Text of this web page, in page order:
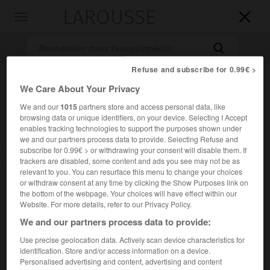


Accueil>Encyclopédie [personnage] >Dionys Mascolo
DionysMascolo
Écrivain et philosophe français ( ?1916-Paris 1997).
En 1942, alors qu'il est lecteur chez Gallimard, il rencontre
Refuse and subscribe for 0.99€ >
We Care About Your Privacy
We and our1015partners store and access personal data, like
browsing data or unique identifiers, on your device. Selecting I Accept
enables tracking technologies to support the purposes shown under
we and our partners process data to provide. Selecting Refuse and
subscribe for 0.99€ > or withdrawing your consent will disable them. If
trackers are disabled, some content and ads you see may not be as
relevant to you. You can resurface this menu to change your choices
or withdraw consent at any time by clicking the Show Purposes link on
the bottom of the webpage. Your choices will have effect within our
Website. For more details, refer to our Privacy Policy.
We and our partners process data to provide:
Use precise geolocation data. Actively scan device characteristics for
identification. Store and/or access information on a device.
Personalised advertising and content, advertising and content